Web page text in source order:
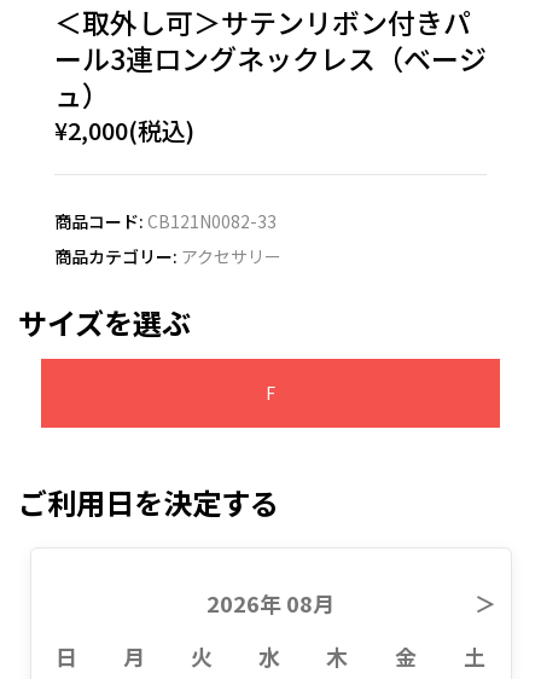
＜取外し可＞サテンリボン付きパ
ール3連ロングネックレス（ベージ
ュ）
¥2,000(税込)
商品コード: CB121N0082-33
商品カテゴリー: アクセサリー
サイズを選ぶ
F
ご利用日を決定する
2026年 08月
＞
日
月 火 水 木 金 土